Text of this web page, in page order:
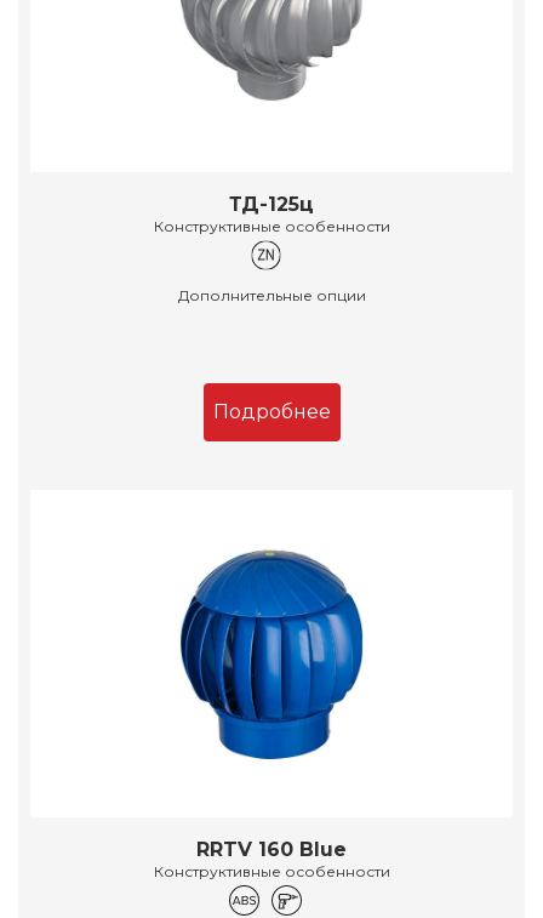
ТД-125ц
Конструктивные особенности
Дополнительные опции
Подробнее
RRTV 160 Blue
Конструктивные особенности